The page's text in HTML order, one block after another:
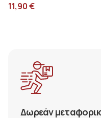
11,90€
Δωρεάν